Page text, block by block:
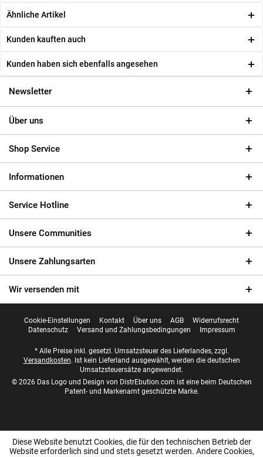
Ähnliche Artikel
Kunden kauften auch
Kunden haben sich ebenfalls angesehen
Newsletter
Über uns
Shop Service
Informationen
Service Hotline
Unsere Communities
Unsere Zahlungsarten
Wir versenden mit
Cookie-Einstellungen Kontakt Über uns AGB
Widerrufsrecht
Datenschutz
Versand und Zahlungsbedingungen Impressum
* Alle Preise inkl. gesetzl. Umsatzsteuer des Lieferlandes, zzgl.
Versandkosten. Ist kein Lieferland ausgewählt, werden die deutschen
Umsatzsteuersätze angewendet.
© 2026 Das Logo und Design von DistrEbution.com ist eine beim Deutschen
Patent- und Markenamt geschützte Marke.
Diese Website benutzt Cookies, die für den technischen Betrieb der
Website erforderlich sind und stets gesetzt werden. Andere Cookies,